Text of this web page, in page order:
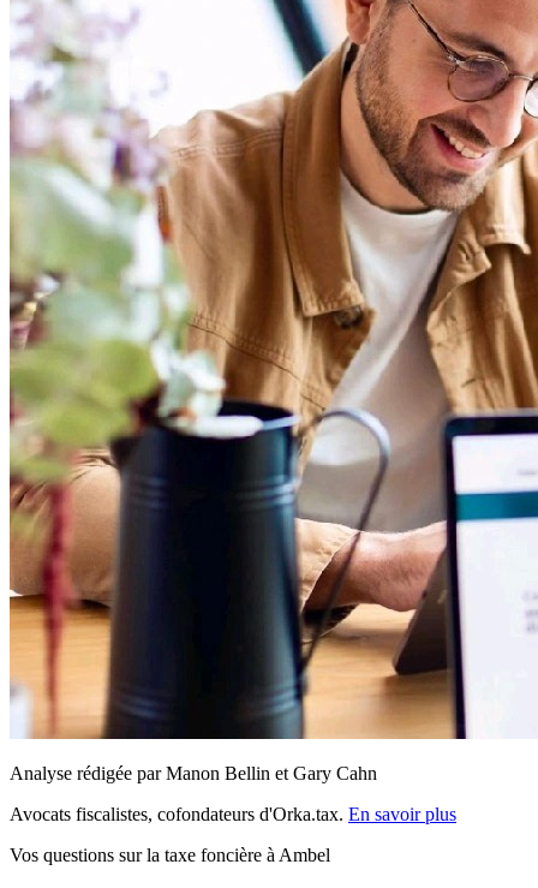
Analyse rédigée par Manon Bellin et Gary Cahn
Avocats fiscalistes, cofondateurs d'Orka.tax. En savoir plus
Vos questions sur la taxe foncière à Ambel